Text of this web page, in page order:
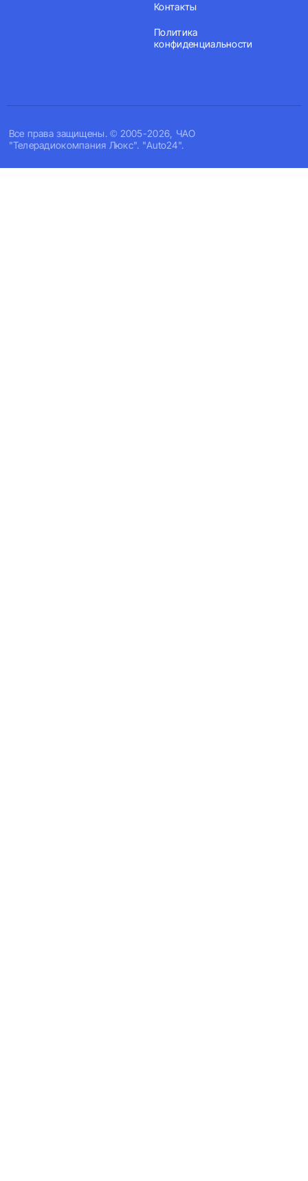
Все права защищены. © 2005-2026, ЧАО
"Телерадиокомпания Люкс". "Auto24".
Контакты
Политика
конфиденциальности